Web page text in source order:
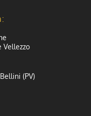
Vellezzo
(PV)